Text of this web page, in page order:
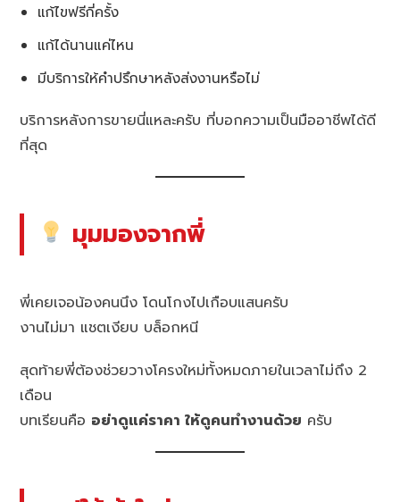
แก้ไขฟรีกี่ครั้ง
แก้ได้นานแค่ไหน
มีบริการให้คำปรึกษาหลังส่งงานหรือไม่
บริการหลังการขายนี่แหละครับ ที่บอกความเป็นมืออาชีพได้ดี
ที่สุด
มุมมองจากพี่
พี่เคยเจอน้องคนนึง โดนโกงไปเกือบแสนครับ
งานไม่มา แชตเงียบ บล็อกหนี
สุดท้ายพี่ต้องช่วยวางโครงใหม่ทั้งหมดภายในเวลาไม่ถึง 2
เดือน
บทเรียนคือ อย่าดูแค่ราคา ให้ดูคนทำงานด้วย ครับ